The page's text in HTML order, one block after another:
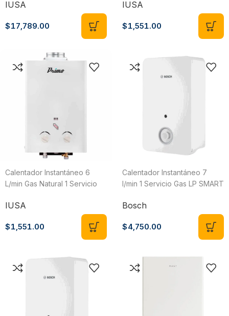
IUSIN-30P
IUSA
$17,789.00
IUSA
$1,551.00
Calentador Instantáneo 6
L/min Gas Natural 1 Servicio
IUSA
$1,551.00
Calentador Instantáneo 7
l/min 1 Servicio Gas LP SMART
Bosch
$4,750.00